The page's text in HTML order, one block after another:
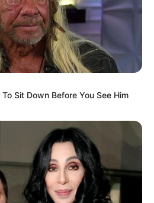
„
Batman. Knightfall” tom
Sit Down Before You See Him